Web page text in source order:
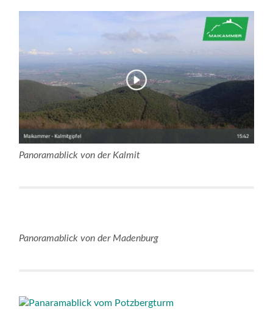
Panoramablick von der Kalmit
Panoramablick von der Madenburg